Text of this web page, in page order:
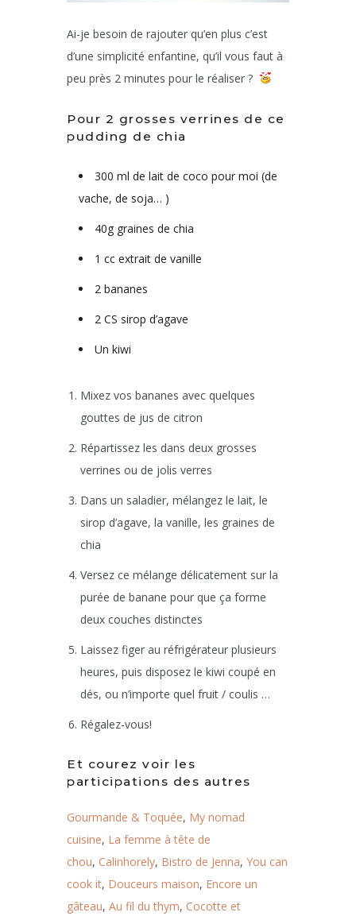
Ai-je besoin de rajouter qu’en plus c’est
d’une simplicité enfantine, qu’il vous faut à
peu près 2 minutes pour le réaliser ?
Pour 2 grosses verrines de ce
pudding de chia
300 ml de lait de coco pour moi (de
vache, de soja… )
40g graines de chia
1 cc extrait de vanille
2 bananes
2 CS sirop d’agave
Un kiwi
Mixez vos bananes avec quelques
gouttes de jus de citron
Répartissez les dans deux grosses
verrines ou de jolis verres
Dans un saladier, mélangez le lait, le
sirop d’agave, la vanille, les graines de
chia
Versez ce mélange délicatement sur la
purée de banane pour que ça forme
deux couches distinctes
Laissez figer au réfrigérateur plusieurs
heures, puis disposez le kiwi coupé en
dés, ou n’importe quel fruit / coulis …
Régalez-vous!
Et courez voir les
participations des autres
Gourmande & Toquée, My nomad
cuisine, La femme à tête de
chou, Calinhorely, Bistro de Jenna, You can
cook it, Douceurs maison, Encore un
gâteau, Au fil du thym, Cocotte et